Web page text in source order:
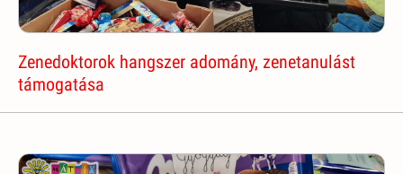
Zenedoktorok hangszer adomány, zenetanulást
támogatása